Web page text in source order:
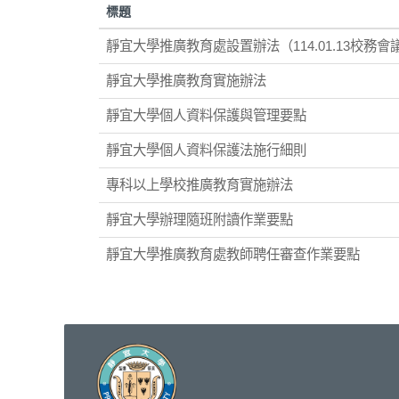
標題
靜宜大學推廣教育處設置辦法（114.01.13校務會
靜宜大學推廣教育實施辦法
靜宜大學個人資料保護與管理要點
靜宜大學個人資料保護法施行細則
專科以上學校推廣教育實施辦法
靜宜大學辦理隨班附讀作業要點
靜宜大學推廣教育處教師聘任審查作業要點